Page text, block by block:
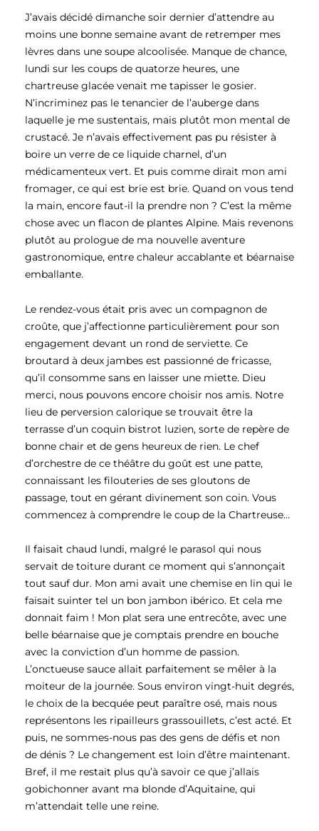
J’avais décidé dimanche soir dernier d’attendre au
moins une bonne semaine avant de retremper mes
lèvres dans une soupe alcoolisée. Manque de chance,
lundi sur les coups de quatorze heures, une
chartreuse glacée venait me tapisser le gosier.
N’incriminez pas le tenancier de l’auberge dans
laquelle je me sustentais, mais plutôt mon mental de
crustacé. Je n’avais effectivement pas pu résister à
boire un verre de ce liquide charnel, d’un
médicamenteux vert. Et puis comme dirait mon ami
fromager, ce qui est brie est brie. Quand on vous tend
la main, encore faut-il la prendre non ? C’est la même
chose avec un flacon de plantes Alpine. Mais revenons
plutôt au prologue de ma nouvelle aventure
gastronomique, entre chaleur accablante et béarnaise
emballante.
Le rendez-vous était pris avec un compagnon de
croûte, que j’affectionne particulièrement pour son
engagement devant un rond de serviette. Ce
broutard à deux jambes est passionné de fricasse,
qu’il consomme sans en laisser une miette. Dieu
merci, nous pouvons encore choisir nos amis. Notre
lieu de perversion calorique se trouvait être la
terrasse d’un coquin bistrot luzien, sorte de repère de
bonne chair et de gens heureux de rien. Le chef
d’orchestre de ce théâtre du goût est une patte,
connaissant les filouteries de ses gloutons de
passage, tout en gérant divinement son coin. Vous
commencez à comprendre le coup de la Chartreuse…
Il faisait chaud lundi, malgré le parasol qui nous
servait de toiture durant ce moment qui s’annonçait
tout sauf dur. Mon ami avait une chemise en lin qui le
faisait suinter tel un bon jambon ibérico. Et cela me
donnait faim ! Mon plat sera une entrecôte, avec une
belle béarnaise que je comptais prendre en bouche
avec la conviction d’un homme de passion.
L’onctueuse sauce allait parfaitement se mêler à la
moiteur de la journée. Sous environ vingt-huit degrés,
le choix de la becquée peut paraître osé, mais nous
représentons les ripailleurs grassouillets, c’est acté. Et
puis, ne sommes-nous pas des gens de défis et non
de dénis ? Le changement est loin d’être maintenant.
Bref, il me restait plus qu’à savoir ce que j’allais
gobichonner avant ma blonde d’Aquitaine, qui
m’attendait telle une reine.